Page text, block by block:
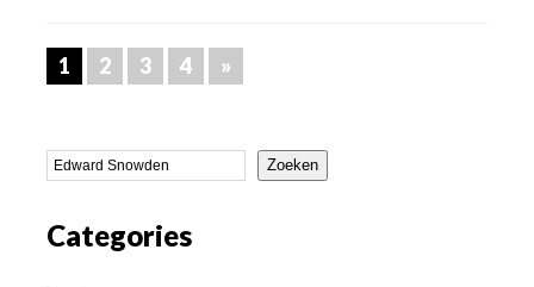
1 2 3 4 »
Zoeken
Categories